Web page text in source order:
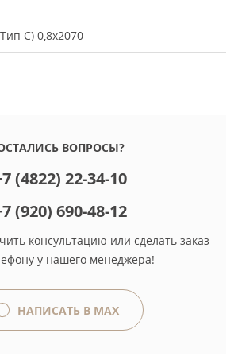
С) 0,8х2070
ВОПРОСЫ?
(4822) 22-34-10
(920) 690-48-12
консультацию или сделать заказ
у нашего менеджера!
НАПИСАТЬ В MAX